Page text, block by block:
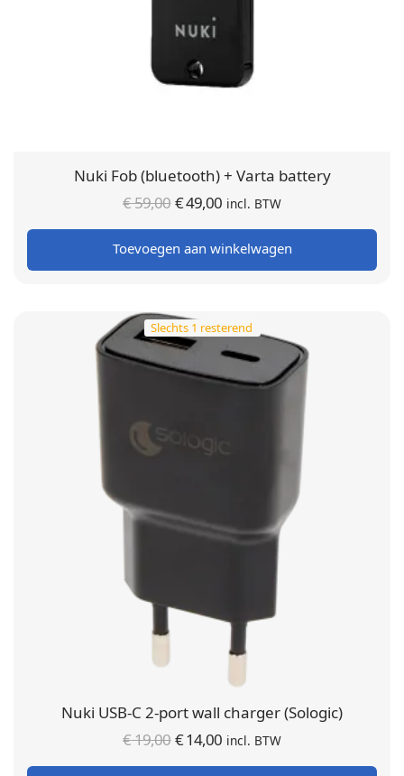
Nuki Fob (bluetooth) + Varta battery
€59,00Oorspronkelijke
prijs was:
€ 59,00.
€49,00 Huidige
prijs is:
€ 49,00.
incl. BTW
Toevoegen aan winkelwagen
Slechts 1 resterend
Nuki USB-C 2-port wall charger (Sologic)
€19,00Oorspronkelijke
prijs was:
€14,00 Huidige
prijs is:
incl. BTW